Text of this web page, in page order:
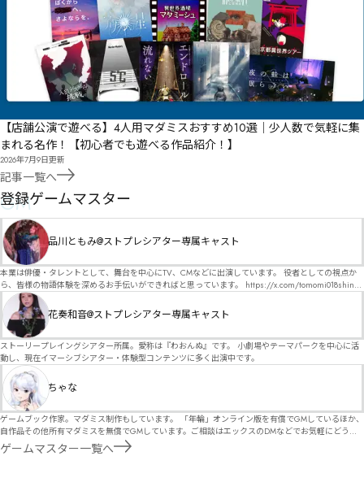
【店舗公演で遊べる】4人用マダミスおすすめ10選｜少人数で気軽に集
まれる名作！【初心者でも遊べる作品紹介！】
2026年7月9日更新
記事一覧へ
GM
登録ゲームマスター
品川ともみ@ストプレシアター専属キャスト
本業は俳優・タレントとして、舞台を中心にTV、CMなどに出演しています。 役者としての視点か
ら、皆様の物語体験を深めるお手伝いができればと思っています。 https://x.com/tomomi018shin?
s=11 活動内容はSNSにて投稿しています。 SPT所属。 ストーリープレイングシアター「星詠みの
標」にてGMデビュー。 ボードゲーム×体感型演劇 イマーシブカフェ「コアクト」(不定期開催)出
演中。
花奏和音@ストプレシアター専属キャスト
ストーリープレイングシアター所属。愛称は『わおんぬ』です。 小劇場やテーマパークを中心に活
動し、現在イマーシブシアター・体験型コンテンツに多く出演中です。
ちゃな
ゲームブック作家。マダミス制作もしています。 「年輪」オンライン版を有償でGMしているほか、
自作品その他所有マダミスを無償でGMしています。ご相談はエックスのDMなどでお気軽にどう
ぞ。
ゲームマスター一覧へ